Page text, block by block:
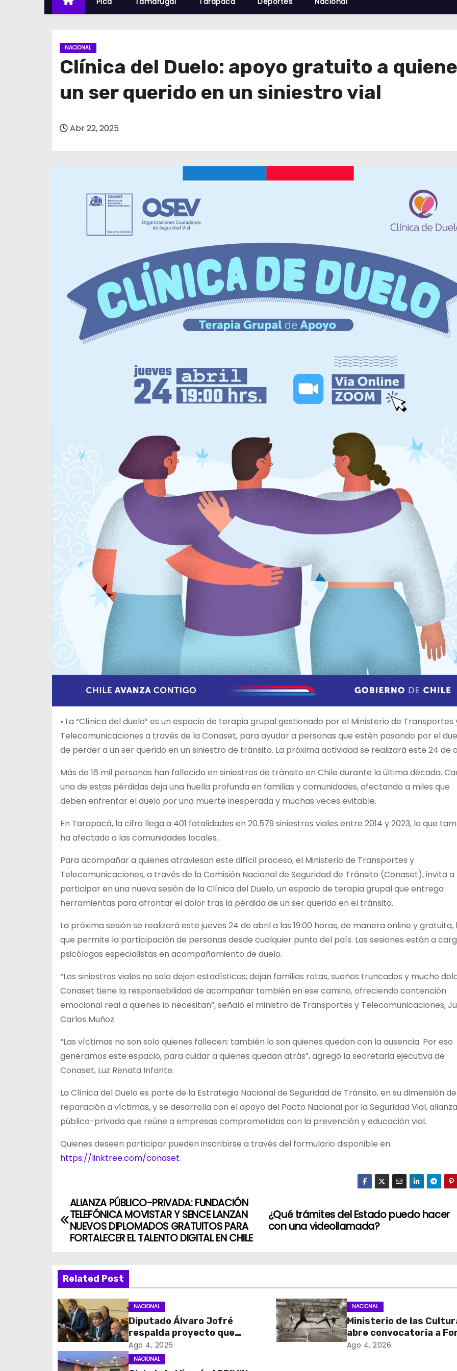
NACIONAL
Clínica del Duelo: apoyo gratuito a
un ser querido en un siniestro vial
Abr 22, 2025
• La “Clínica del duelo” es un espacio de terapia grupal gestionado por el Ministerio de Transportes
Telecomunicaciones a través de la Conaset, para ayudar a personas que estén pasando por el
de perder a un ser querido en un siniestro de tránsito. La próxima actividad se realizará este 24 de
Más de 16 mil personas han fallecido en siniestros de tránsito en Chile durante la última década.
una de estas pérdidas deja una huella profunda en familias y comunidades, afectando a miles que
deben enfrentar el duelo por una muerte inesperada y muchas veces evitable.
En Tarapacá, la cifra llega a 401 fatalidades en 20.579 siniestros viales entre 2014 y 2023, lo que
ha afectado a las comunidades locales.
Para acompañar a quienes atraviesan este difícil proceso, el Ministerio de Transportes y
Telecomunicaciones, a través de la Comisión Nacional de Seguridad de Tránsito (Conaset), invita a
participar en una nueva sesión de la Clínica del Duelo, un espacio de terapia grupal que entrega
herramientas para afrontar el dolor tras la pérdida de un ser querido en el tránsito.
La próxima sesión se realizará este jueves 24 de abril a las 19:00 horas, de manera online y gratuita,
que permite la participación de personas desde cualquier punto del país. Las sesiones están a
psicólogas especialistas en acompañamiento de duelo.
“Los siniestros viales no solo dejan estadísticas; dejan familias rotas, sueños truncados y mucho
Conaset tiene la responsabilidad de acompañar también en ese camino, ofreciendo contención
emocional real a quienes lo necesitan”, señaló el ministro de Transportes y Telecomunicaciones,
Carlos Muñoz.
“Las víctimas no son solo quienes fallecen: también lo son quienes quedan con la ausencia. Por eso
generamos este espacio, para cuidar a quienes quedan atrás”, agregó la secretaria ejecutiva de
Conaset, Luz Renata Infante.
La Clínica del Duelo es parte de la Estrategia Nacional de Seguridad de Tránsito, en su dimensión de
reparación a víctimas, y se desarrolla con el apoyo del Pacto Nacional por la Seguridad Vial, alianza
público-privada que reúne a empresas comprometidas con la prevención y educación vial.
Quienes deseen participar pueden inscribirse a través del formulario disponible en:
https://linktree.com/conaset.
N
a
e
g
a
c
i
¿Qué trámites del Estado puedo hacer
con una videollamada?
ALIANZA PÚBLICO-PRIVADA: FUNDACIÓN
TELEFÓNICA MOVISTAR Y SENCE LANZAN
NUEVOS DIPLOMADOS GRATUITOS PARA
FORTALECER EL TALENTO DIGITAL EN CHILE
Related Post
NACIONAL
Diputado Álvaro Jofré
respalda proyecto que
fortalece el control de
identidad durante estados
de excepción
Ago 4, 2026
NACIONAL
Ministerio de las
abre convocatoria a
Cultura 2027 con foco
Ago 4, 2026
NACIONAL